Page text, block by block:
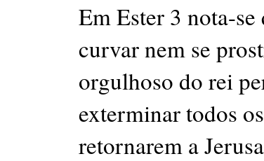
Em Ester 3 nota-
curvar nem se
orgulhoso do rei
exterminar todos
retornarem a